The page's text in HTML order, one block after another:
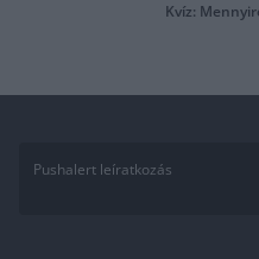
Kvíz:
Pushalert leíratkozás